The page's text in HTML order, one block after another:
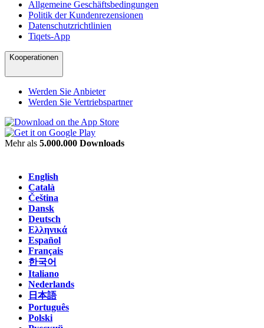
Allgemeine Geschäftsbedingungen
Politik der Kundenrezensionen
Datenschutzrichtlinien
Tiqets-App
Kooperationen
Werden Sie Anbieter
Werden Sie Vertriebspartner
Mehr als 5.000.000 Downloads
English
Català
Čeština
Dansk
Deutsch
Ελληνικά
Español
Français
한국어
Italiano
Nederlands
日本語
Português
Polski